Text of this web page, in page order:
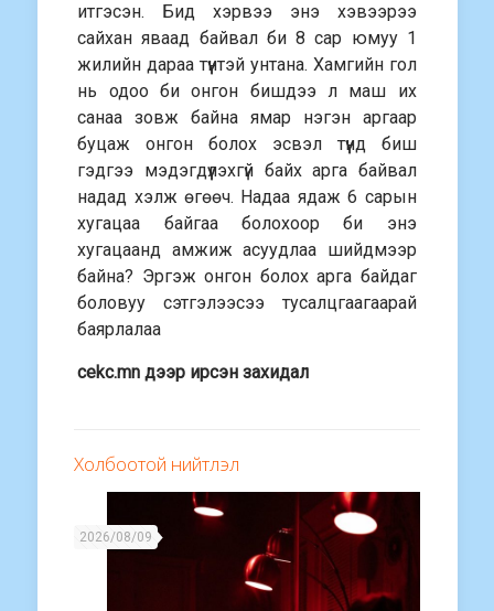
итгэсэн. Бид хэрвээ энэ хэвээрээ
сайхан яваад байвал би 8 сар юмуу 1
жилийн дараа түүнтэй унтана. Хамгийн гол
нь одоо би онгон бишдээ л маш их
санаа зовж байна ямар нэгэн аргаар
буцаж онгон болох эсвэл түүнд биш
гэдгээ мэдэгдүүлэхгүй байх арга байвал
надад хэлж өгөөч. Надаа ядаж 6 сарын
хугацаа байгаа болохоор би энэ
хугацаанд амжиж асуудлаа шийдмээр
байна? Эргэж онгон болох арга байдаг
боловуу сэтгэлээсээ тусалцгаагаарай
баярлалаа
cekc.mn дээр ирсэн захидал
Холбоотой нийтлэл
2026/08/09